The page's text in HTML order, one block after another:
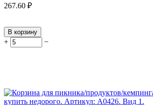
267.60 ₽
В корзину
+ −